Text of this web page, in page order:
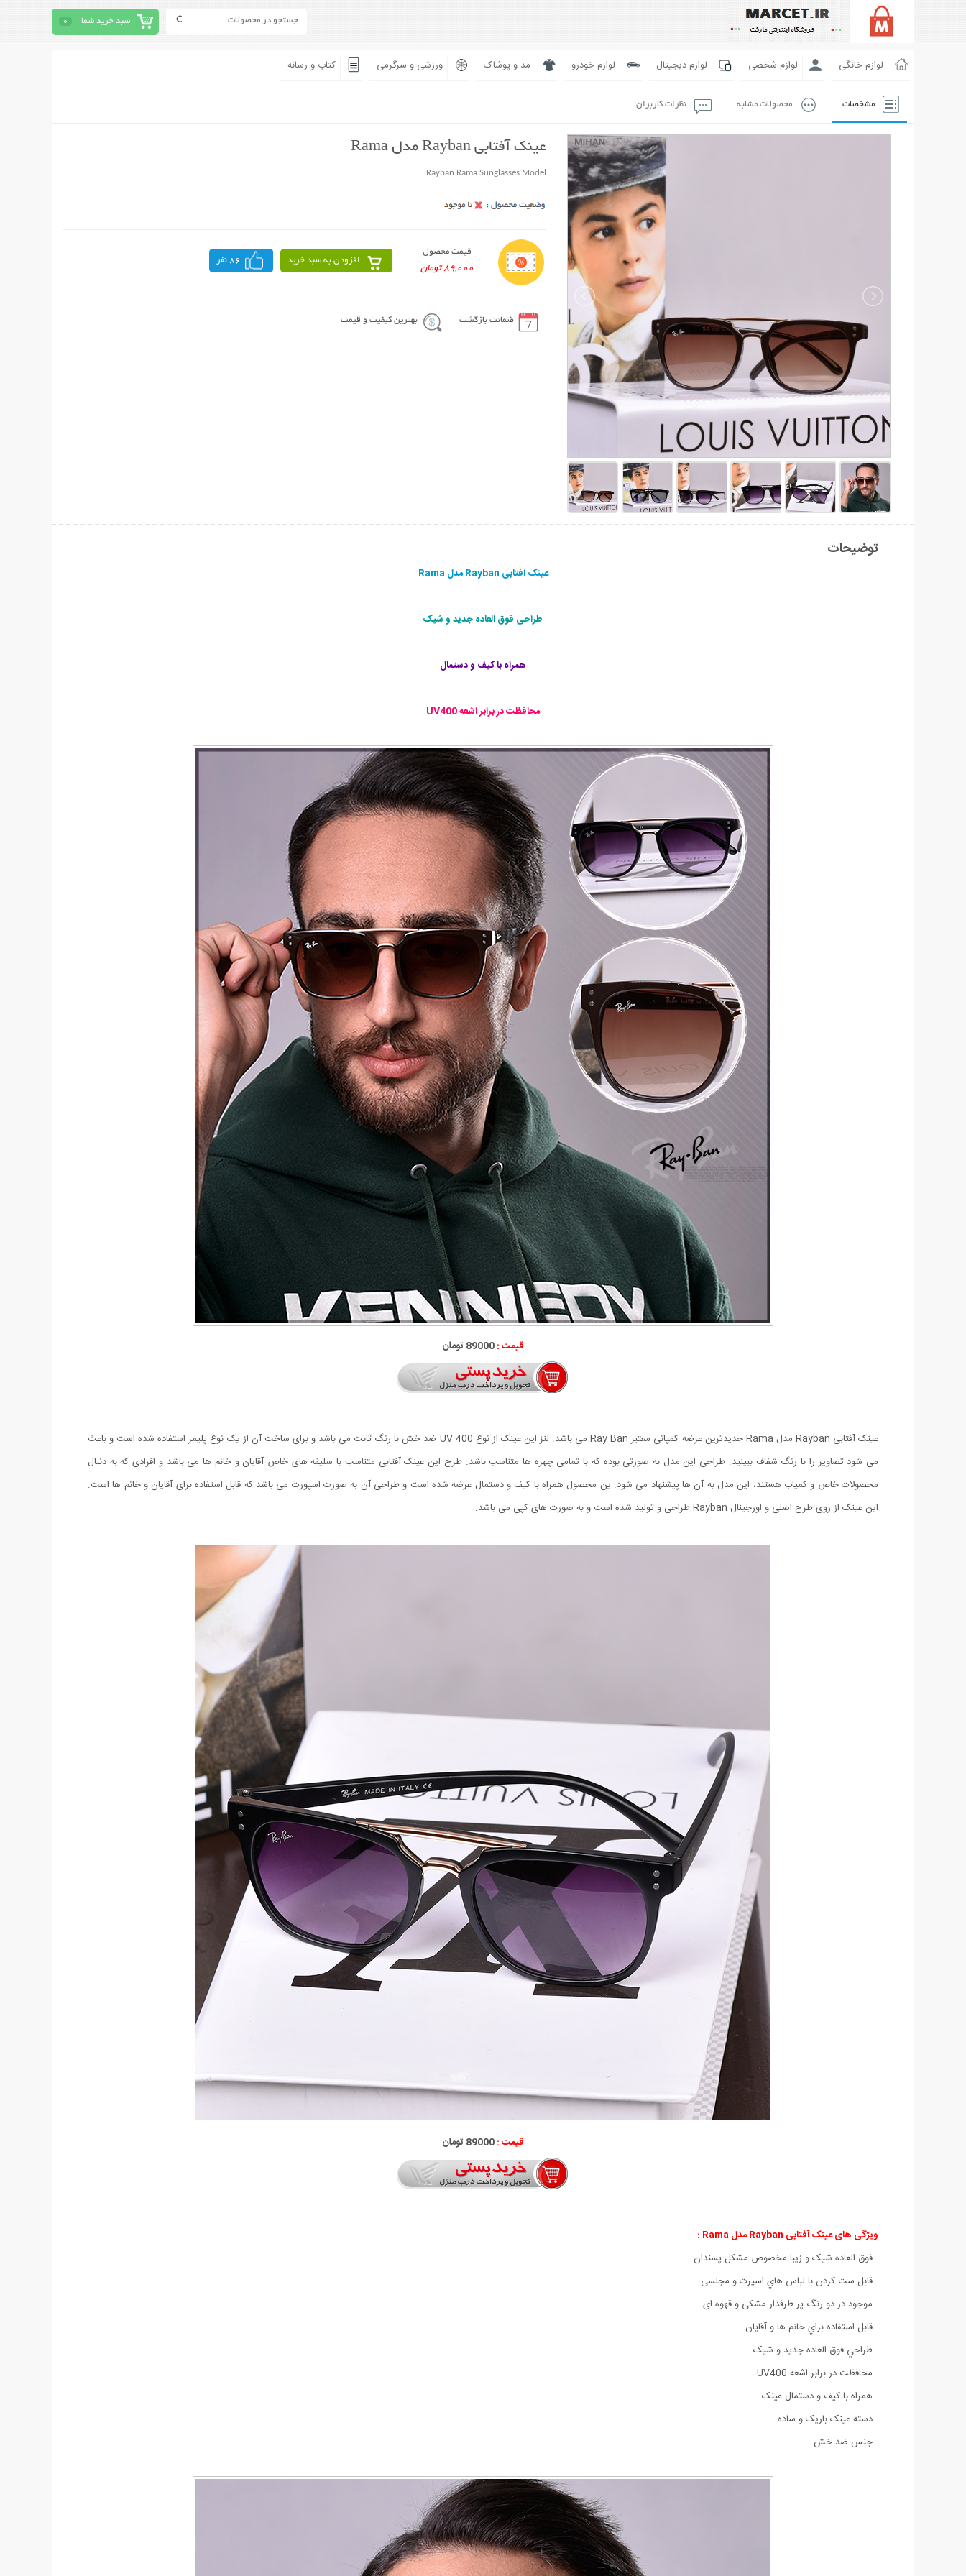
سبد خرید شما 0
لوازم خانگی لوازم شخصی لوازم دیجیتال لوازم خودرو مد و پوشاک ورزشی و سرگرمی کتاب و رسانه
مشخصات محصولات مشابه نظرات کاربران
عینک آفتابی Rayban مدل Rama
Rayban Rama Sunglasses Model
قیمت محصول
89,000 تومان
افزودن به سبد خرید 86 نفر
ضمانت بازگشت بهترین کیفیت و قیمت
توضیحات
عینک آفتابی Rayban مدل Rama
طراحی فوق العاده جديد و شيک
همراه با كيف و دستمال
محافظت در برابر اشعه‌ UV400
قیمت :89000 تومان
عینک آفتابی Rayban مدل Rama جدیدترین عرضه کمپانی معتبر Ray Ban می باشد. لنز این عینک از نوع UV 400 ضد خش با رنگ ثابت می باشد و برای ساخت آن از یک نوع پلیمر استفاده شده است و باعث
می شود تصاویر را با رنگ شفاف ببینید. طراحی این مدل به صورتی بوده که با تمامی چهره ها متناسب باشد.طرح این عینک آفتابی متناسب با سلیقه های خاص آقایان و خانم ها می باشد و افرادی که به دنبال
محصولات خاص و کمیاب هستند، این مدل به آن ها پیشنهاد می شود. ین محصول همراه با کیف و دستمال عرضه شده است و طراحی آن به صورت اسپورت می باشد که قابل استفاده برای آقایان و خانم ها است.
این عینک از روی طرح اصلی و اورجینال Rayban طراحی و تولید شده است و به صورت های کپی می باشد.
قیمت :89000 تومان
ویژگی های عینک آفتابی Rayban مدل Rama
:
- فوق العاده شیک و زیبا مخصوص مشکل پسندان
- قابل ست كردن با لباس هاي اسپرت و مجلسی
- موجود در دو رنگ پر طرفدار مشکی و قهوه ای
- قابل استفاده براي خانم ها و آقايان
- طراحي فوق العاده جديد و شيک
- محافظت در برابر اشعه‌ UV400
- همراه با کیف و دستمال عینک
- دسته عینک باریک و ساده
- جنس ضد خش